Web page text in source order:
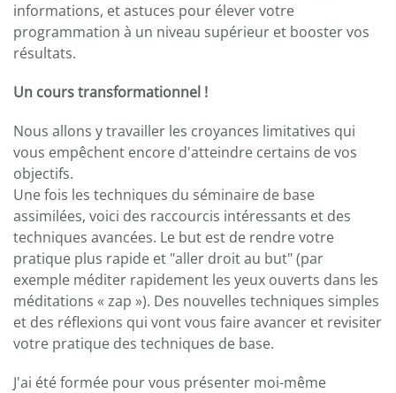
informations, et astuces pour élever votre
programmation à un niveau supérieur et booster vos
résultats.
Un cours transformationnel !
Nous allons y travailler les croyances limitatives qui
vous empêchent encore d'atteindre certains de vos
objectifs.
Une fois les techniques du séminaire de base
assimilées, voici des raccourcis intéressants et des
techniques avancées. Le but est de rendre votre
pratique plus rapide et "aller droit au but" (par
exemple méditer rapidement les yeux ouverts dans les
méditations « zap »). Des nouvelles techniques simples
et des réflexions qui vont vous faire avancer et revisiter
votre pratique des techniques de base.
J'ai été formée pour vous présenter moi-même